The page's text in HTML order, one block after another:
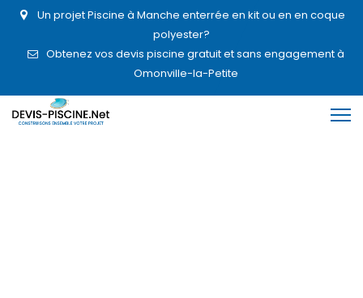
Un projet Piscine à Manche enterrée en kit ou en en coque
polyester?
Obtenez vos devis piscine gratuit et sans engagement à
Omonville-la-Petite